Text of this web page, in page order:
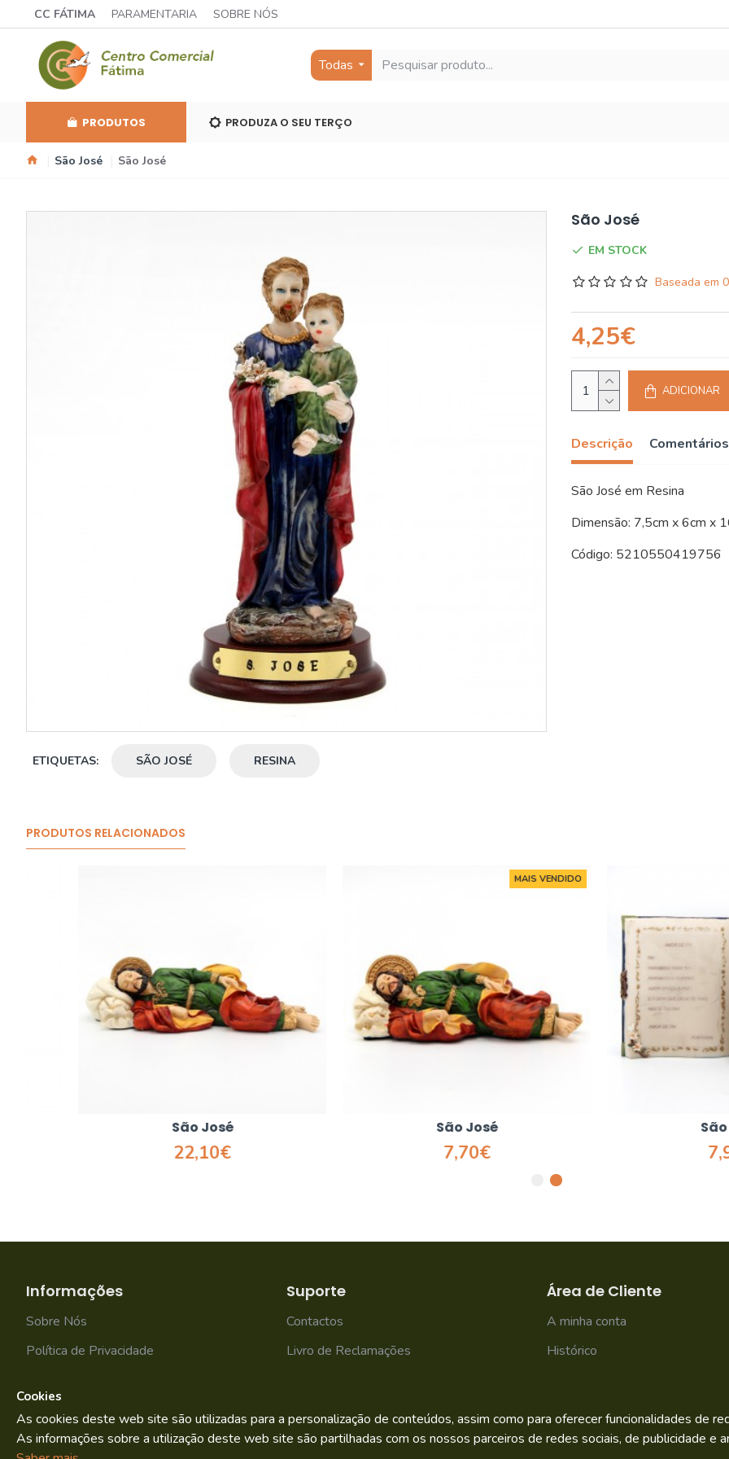
CC FÁTIMA PARAMENTARIA SOBRE NÓS
Todas
PRODUTOS PRODUZA O SEU TERÇO
São José São José
ETIQUETAS: SÃO JOSÉ RESINA
São José
EM STOCK
Baseada em
4,25€
ADICIONAR
Descrição Comentários
São José em Resina
Dimensão: 7,5cm x 6cm x
Código: 5210550419756
PRODUTOS RELACIONADOS
São José
22,10€
MAIS VENDIDO
São José São José
Informações
Sobre Nós
Política de Privacidade
Suporte
Contactos
Livro de Reclamações
Área de Cliente
A minha conta
Histórico
Copyright © 2022. By
Cookies
As cookies deste web site são utilizadas para a personalização de conteúdos, assim como para oferecer funcionalidades de
As informações sobre a utilização deste web site são partilhadas com os nossos parceiros de redes sociais, de publicidade e